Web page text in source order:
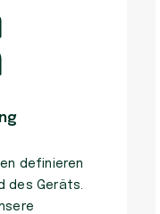
definieren
des Geräts.